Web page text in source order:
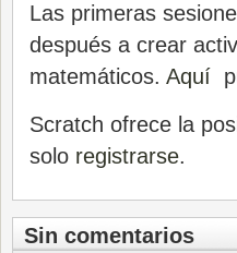
Las primeras
después a crear
matemáticos. Aquí
Scratch ofrece la
solo registrarse.
Sin comentarios